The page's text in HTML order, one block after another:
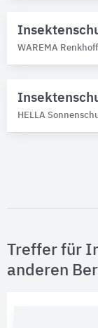
WAREMA Renkhoff
HELLA
Treffer für
anderen